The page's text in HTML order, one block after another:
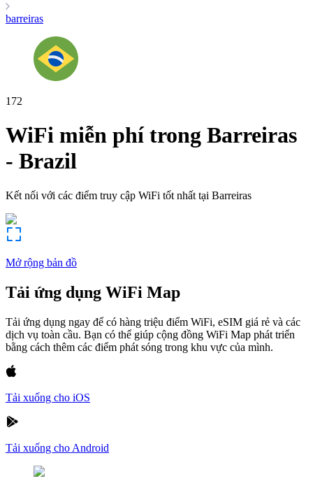
barreiras
172
WiFi miễn phí trong Barreiras
- Brazil
Kết nối với các điểm truy cập WiFi tốt nhất tại Barreiras
Mở rộng bản đồ
Tải ứng dụng WiFi Map
Tải ứng dụng ngay để có hàng triệu điểm WiFi, eSIM giá rẻ và các
dịch vụ toàn cầu. Bạn có thể giúp cộng đồng WiFi Map phát triển
bằng cách thêm các điểm phát sóng trong khu vực của mình.
Tải xuống cho iOS
Tải xuống cho Android